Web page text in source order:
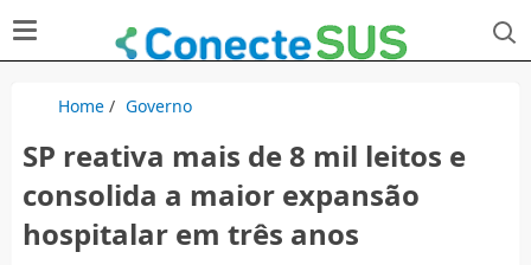
Home/ Governo
SP reativa mais de 8 mil leitos e
consolida a maior expansão
hospitalar em três anos